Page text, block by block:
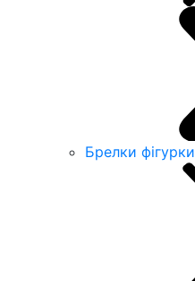
Брелки фігурки